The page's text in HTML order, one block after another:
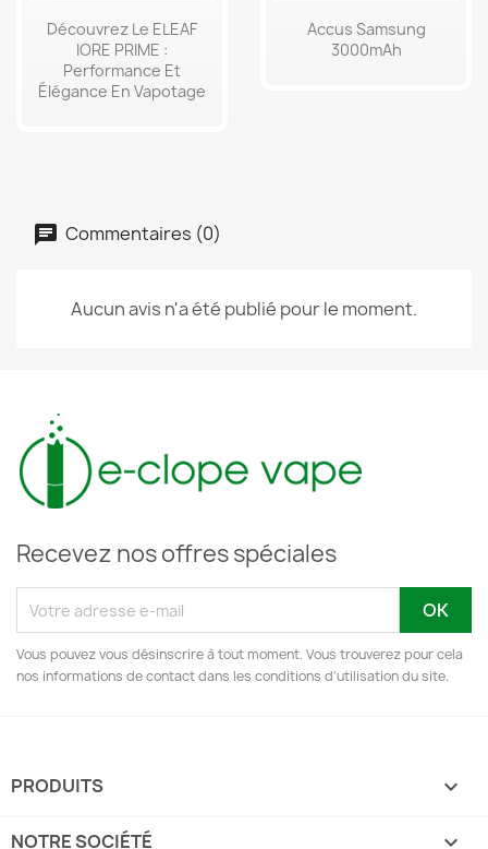
Découvrez Le ELEAF
IORE PRIME :
Performance Et
Élégance En Vapotage
Accus Samsung
3000mAh
Commentaires (0)
Aucun avis n'a été publié pour le moment.
Recevez nos offres spéciales
Vous pouvez vous désinscrire à tout moment. Vous trouverez pour cela
nos informations de contact dans les conditions d'utilisation du site.
PRODUITS 
NOTRE SOCIÉTÉ 